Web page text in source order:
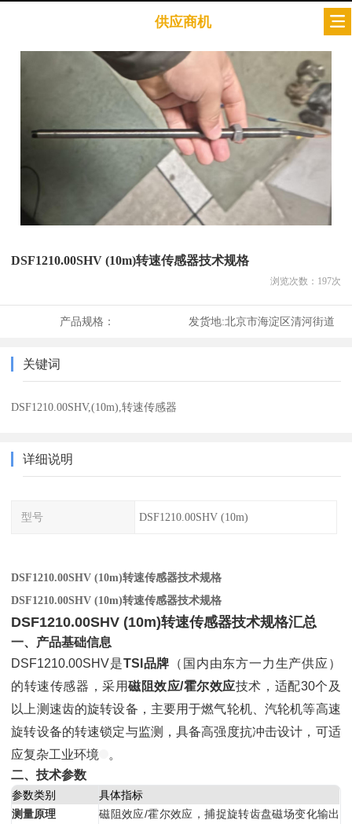
供应商机
DSF1210.00SHV (10m)转速传感器技术规格
浏览次数： 197次
产品规格： 发货地:北京市海淀区清河街道
关键词
DSF1210.00SHV,(10m),转速传感器
详细说明
型号 DSF1210.00SHV (10m)
DSF1210.00SHV (10m)转速传感器技术规格
DSF1210.00SHV (10m)转速传感器技术规格
DSF1210.00SHV (10m)转速传感器技术规格汇总
一、产品基础信息
DSF1210.00SHV是TSI品牌 （国内由东方一力生产供应）
的转速传感器，采用磁阻效应/霍尔效应技术，适配30个及
以上测速齿的旋转设备，主要用于燃气轮机、汽轮机等高速
旋转设备的转速锁定与监测，具备高强度抗冲击设计，可适
应复杂工业环境
。
二、技术参数
参数类别
具体指标
测量原理
磁阻效应/霍尔效应，捕捉旋转齿盘磁场变化输出